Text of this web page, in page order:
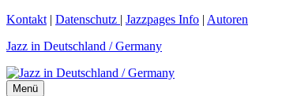
Zum
springen
Kontakt | Datenschutz | Jazzpages Info | Autoren
Jazz in Deutschland / Germany
Menü